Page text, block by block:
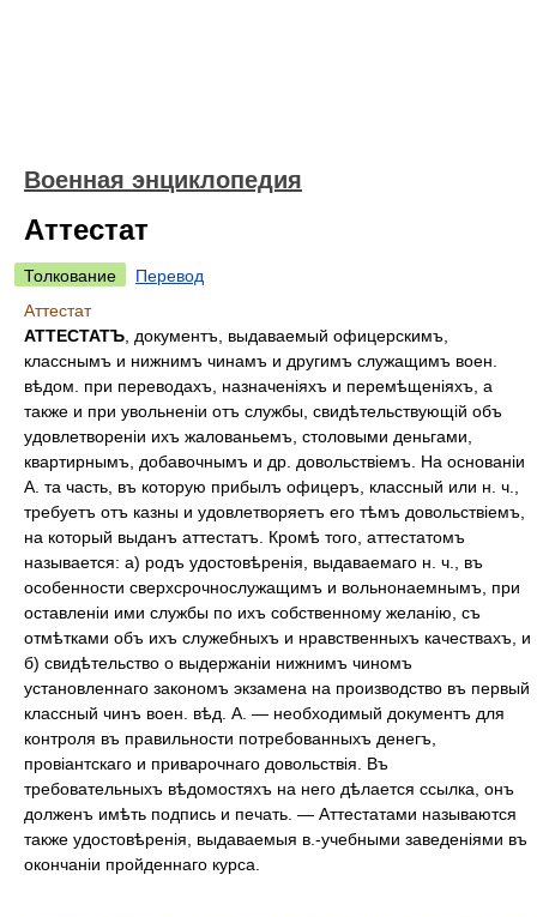
Военная энциклопедия
Аттестат
Толкование
Перевод
Аттестат
АТТЕСТАТЪ , документъ, выдаваемый офицерскимъ,
класснымъ и нижнимъ чинамъ и другимъ служащимъ воен.
вѣдом. при переводахъ, назначеніяхъ и перемѣщеніяхъ, а
также и при увольненіи отъ службы, свидѣтельствующій объ
удовлетвореніи ихъ жалованьемъ, столовыми деньгами,
квартирнымъ, добавочнымъ и др. довольствіемъ. На основаніи
А. та часть, въ которую прибылъ офицеръ, классный или н. ч.,
требуетъ отъ казны и удовлетворяетъ его тѣмъ довольствіемъ,
на который выданъ аттестатъ. Кромѣ того, аттестатомъ
называется: а) родъ удостовѣренія, выдаваемаго н. ч., въ
особенности сверхсрочнослужащимъ и вольнонаемнымъ, при
оставленіи ими службы по ихъ собственному желанію, съ
отмѣтками объ ихъ служебныхъ и нравственныхъ качествахъ, и
б) свидѣтельство о выдержаніи нижнимъ чиномъ
установленнаго закономъ экзамена на производство въ первый
классный чинъ воен. вѣд. А. — необходимый документъ для
контроля въ правильности потребованныхъ денегъ,
провіантскаго и приварочнаго довольствія. Въ
требовательныхъ вѣдомостяхъ на него дѣлается ссылка, онъ
долженъ имѣть подпись и печать. — Аттестатами называются
также удостовѣренія, выдаваемыя в.-учебными заведеніями въ
окончаніи пройденнаго курса.